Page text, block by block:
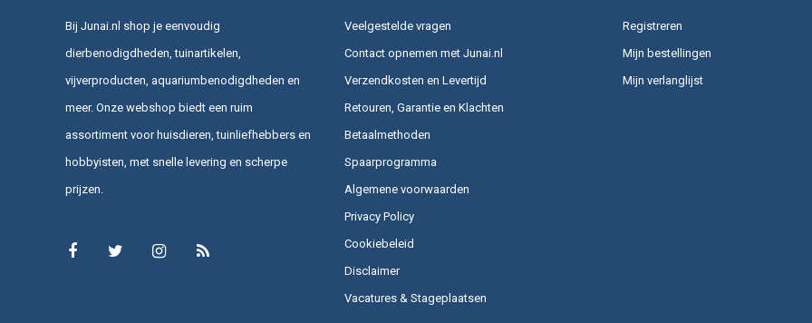
Bij Junai.nl shop je eenvoudig
dierbenodigdheden, tuinartikelen,
vijverproducten, aquariumbenodigdheden en
meer. Onze webshop biedt een ruim
assortiment voor huisdieren, tuinliefhebbers en
hobbyisten, met snelle levering en scherpe
prijzen.
Veelgestelde vragen
Contact opnemen met Junai.nl
Verzendkosten en Levertijd
Retouren, Garantie en Klachten
Betaalmethoden
Spaarprogramma
Algemene voorwaarden
Privacy Policy
Cookiebeleid
Disclaimer
Vacatures & Stageplaatsen
Registreren
Mijn bestellingen
Mijn verlanglijst